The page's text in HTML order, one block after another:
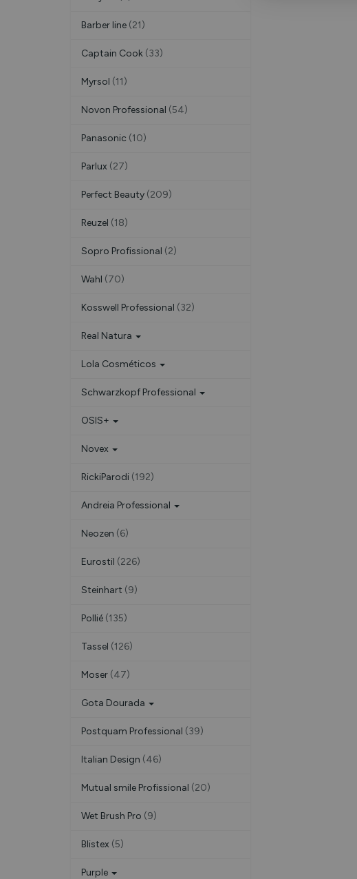
Barber line (21)
Captain Cook (33)
Myrsol (11)
Novon Professional (54)
Panasonic (10)
Parlux (27)
Perfect Beauty (209)
Reuzel (18)
Sopro Profissional (2)
Wahl (70)
Kosswell Professional (32)
Real Natura
Lola Cosméticos
Schwarzkopf Professional
OSIS+
Novex
RickiParodi (192)
Andreia Professional
Neozen (6)
Eurostil (226)
Steinhart (9)
Pollié (135)
Tassel (126)
Moser (47)
Gota Dourada
Postquam Professional (39)
Italian Design (46)
Mutual smile Profissional (20)
Wet Brush Pro (9)
Blistex (5)
Purple